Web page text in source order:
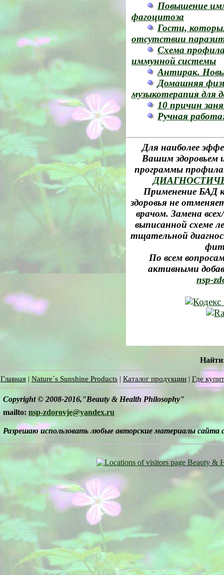
Повышение
фагоцитоза
Гости,
отсутствии
Схема
иммунной системы
Антирак.
Домашняя
музыкотерапия для
10 причин
Ручная
Для наиболее
Вашим здоровьем
программы
Применение БАД
здоровья не
врачом. Замена
выписанной схеме
тщательной
По всем
активными
nsp-
Главная | Nature`s Sunshine Products | Каталог продукции | Где
Copyright © 2008-2016,"Beauty & Health Philosophy"
mailto: nsp-zdorovje@yandex.ru
Разрешаю использовать любые авторские материалы сайта